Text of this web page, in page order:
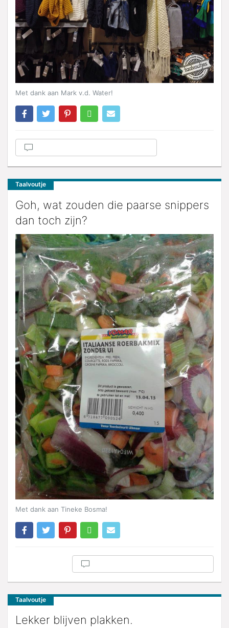
Met dank aan Mark v.d. Water!
Taalvoutje
Goh, wat zouden die paarse snippers
dan toch zijn?
Met dank aan Tineke Bosma!
Taalvoutje
Lekker blijven plakken.